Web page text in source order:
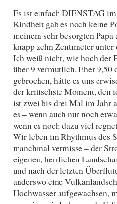
Es ist einfach DIENSTAG
Kindheit gab es noch keine
meinem sehr besorgten
knapp zehn Zentimeter
Ich weiß nicht, wie hoch der
über 9 vermutlich. Eher 9,50
gebrochen, hätte es uns
der kritischste Moment, den
ist zwei bis drei Mal im Jahr
es – wenn auch nur noch
wenn es noch dazu viel
Wir leben im Rhythmus des
manchmal vermisse – der
eigenen, herrlichen
und nach der letzten
anderswo eine
Hochwasser aufgewachsen,